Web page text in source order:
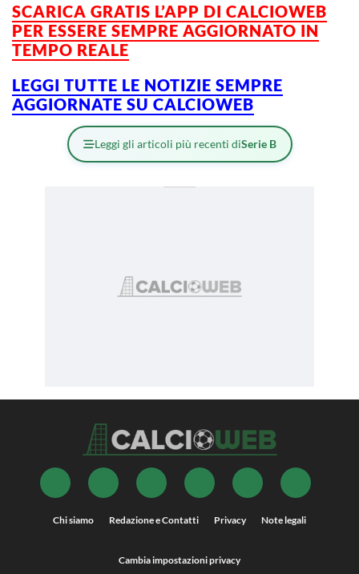
SCARICA GRATIS L’APP DI CALCIOWEB
PER ESSERE SEMPRE AGGIORNATO IN
TEMPO REALE
LEGGI TUTTE LE NOTIZIE SEMPRE
AGGIORNATE SU CALCIOWEB
Leggi gli articoli più recenti diSerie B
Chi siamo Redazione e Contatti Privacy Note legali
Cambia impostazioni privacy